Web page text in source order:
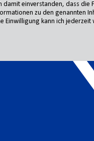
damit einverstanden, dass die
zu den genannten
Einwilligung kann ich jederzeit